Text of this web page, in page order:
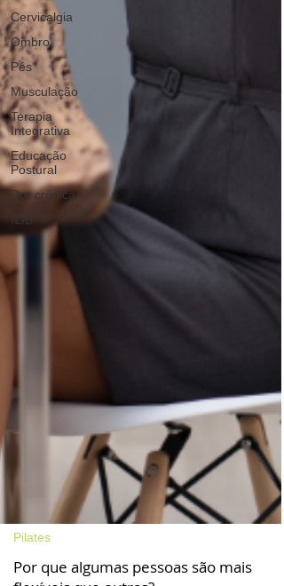
Cervicalgia
Ombro
Pés
Musculação
Terapia
Integrativa
Educação
Postural
Dor crônica
ILIB
Pilates